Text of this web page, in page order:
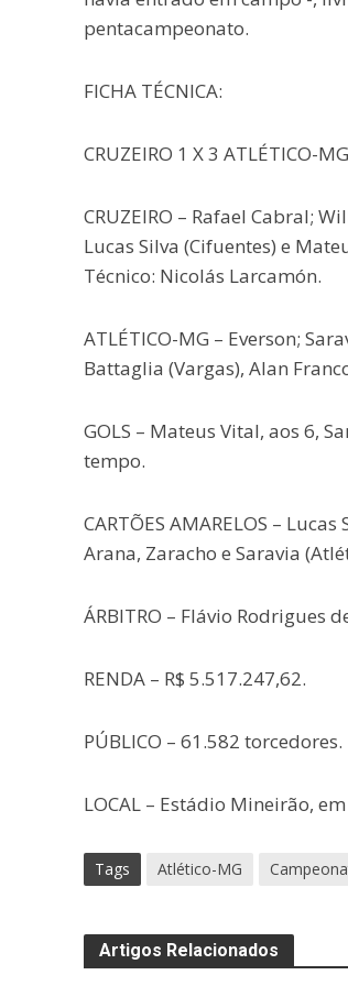
pentacampeonato.
FICHA TÉCNICA:
CRUZEIRO 1 X 3 ATLÉTICO-MG
CRUZEIRO – Rafael Cabral;
Lucas Silva (Cifuentes) e
Técnico: Nicolás Larcamón.
ATLÉTICO-MG – Everson;
Battaglia (Vargas), Alan
GOLS – Mateus Vital, aos 6,
tempo.
CARTÕES AMARELOS –
Arana, Zaracho e Saravia
ÁRBITRO – Flávio Rodrigues
RENDA – R$ 5.517.247,62.
PÚBLICO – 61.582 torcedores.
LOCAL – Estádio Mineirão,
Tags Atlético-MG
Artigos Relacionados